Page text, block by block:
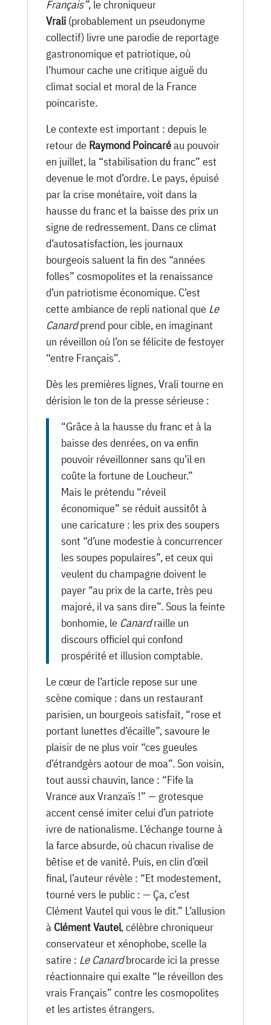
Français”, le chroniqueur
Vrali(probablement un pseudonyme
collectif) livre une parodie de reportage
gastronomique et patriotique, où
l’humour cache une critique aiguë du
climat social et moral de la France
poincariste.
Le contexte est important : depuis le
retour de Raymond Poincaréau pouvoir
en juillet, la “stabilisation du franc” est
devenue le mot d’ordre. Le pays, épuisé
par la crise monétaire, voit dans la
hausse du franc et la baisse des prix un
signe de redressement. Dans ce climat
d’autosatisfaction, les journaux
bourgeois saluent la fin des “années
folles” cosmopolites et la renaissance
d’un patriotisme économique. C’est
cette ambiance de repli national que Le
Canardprend pour cible, en imaginant
un réveillon où l’on se félicite de festoyer
“entre Français”.
Dès les premières lignes, Vrali tourne en
dérision le ton de la presse sérieuse :
“Grâce à la hausse du franc et à la
baisse des denrées, on va enfin
pouvoir réveillonner sans qu’il en
coûte la fortune de Loucheur.”
Mais le prétendu “réveil
économique” se réduit aussitôt à
une caricature : les prix des soupers
sont “d’une modestie à concurrencer
les soupes populaires”, et ceux qui
veulent du champagne doivent le
payer “au prix de la carte, très peu
majoré, il va sans dire”. Sous la feinte
bonhomie, le Canardraille un
discours officiel qui confond
prospérité et illusion comptable.
Le cœur de l’article repose sur une
scène comique : dans un restaurant
parisien, un bourgeois satisfait, “rose et
portant lunettes d’écaille”, savoure le
plaisir de ne plus voir “ces gueules
d’étrandgèrs aotour de moa”. Son voisin,
tout aussi chauvin, lance : “Fife la
Vrance aux Vranzaïs !” — grotesque
accent censé imiter celui d’un patriote
ivre de nationalisme. L’échange tourne à
la farce absurde, où chacun rivalise de
bêtise et de vanité. Puis, en clin d’œil
final, l’auteur révèle : “Et modestement,
tourné vers le public : — Ça, c’est
Clément Vautel qui vous le dit.” L’allusion
à Clément Vautel, célèbre chroniqueur
conservateur et xénophobe, scelle la
satire : Le Canardbrocarde ici la presse
réactionnaire qui exalte “le réveillon des
vrais Français” contre les cosmopolites
et les artistes étrangers.